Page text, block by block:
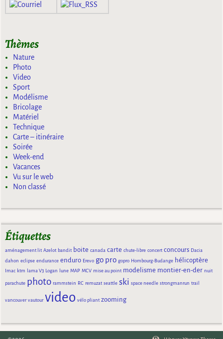
Thèmes
Nature
Photo
Video
Sport
Modélisme
Bricolage
Matériel
Technique
Carte – itinéraire
Soirée
Week-end
Vacances
Vu sur le web
Non classé
Étiquettes
aménagement lit Azelot bandit boite canada carte chute-libre concert concours Dacia
dahon eclipse endurance enduro Erevo go pro gopro Hombourg-Budange hélicoptère
Imac ktm lama V3 Logan lune MAP MCV mise au point modelisme montier-en-der nuit
parachute photo rammstein RC remuzat seattle ski space needle strongmanrun trail
vancouver vautour video vélo pliant zooming